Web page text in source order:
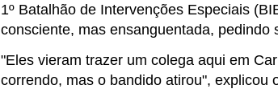
1º Batalhão de Intervenções Especiais
consciente, mas ensanguentada, pedindo
"Eles vieram trazer um colega aqui em
correndo, mas o bandido atirou", explicou